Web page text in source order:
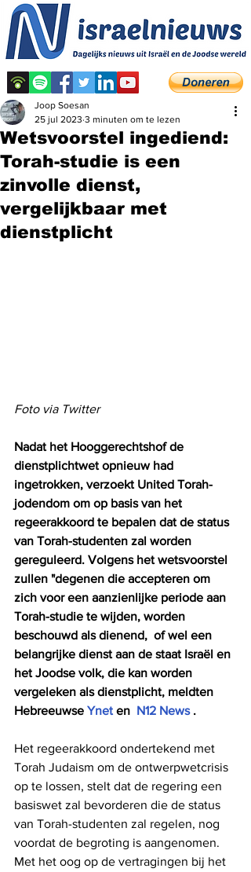
Wetsvoorstel ingediend:
Torah-studie is een
zinvolle dienst,
vergelijkbaar met
dienstplicht
Joop Soesan
25 jul 2023 3 minuten om te lezen
Foto via Twitter
Nadat het Hooggerechtshof de
dienstplichtwet opnieuw had
ingetrokken, verzoekt United Torah-
jodendom om op basis van het
regeerakkoord te bepalen dat de status
van Torah-studenten zal worden
gereguleerd. Volgens het wetsvoorstel
zullen "degenen die accepteren om
zich voor een aanzienlijke periode aan
Torah-studie te wijden, worden
beschouwd als dienend,  of wel een
belangrijke dienst aan de staat Israël en
het Joodse volk, die kan worden
vergeleken als dienstplicht, meldten
Hebreeuwse Ynet en N12 News .
Het regeerakkoord ondertekend met
Torah Judaism om de ontwerpwetcrisis
op te lossen, stelt dat de regering een
basiswet zal bevorderen die de status
van Torah-studenten zal regelen, nog
voordat de begroting is aangenomen.
Met het oog op de vertragingen bij het